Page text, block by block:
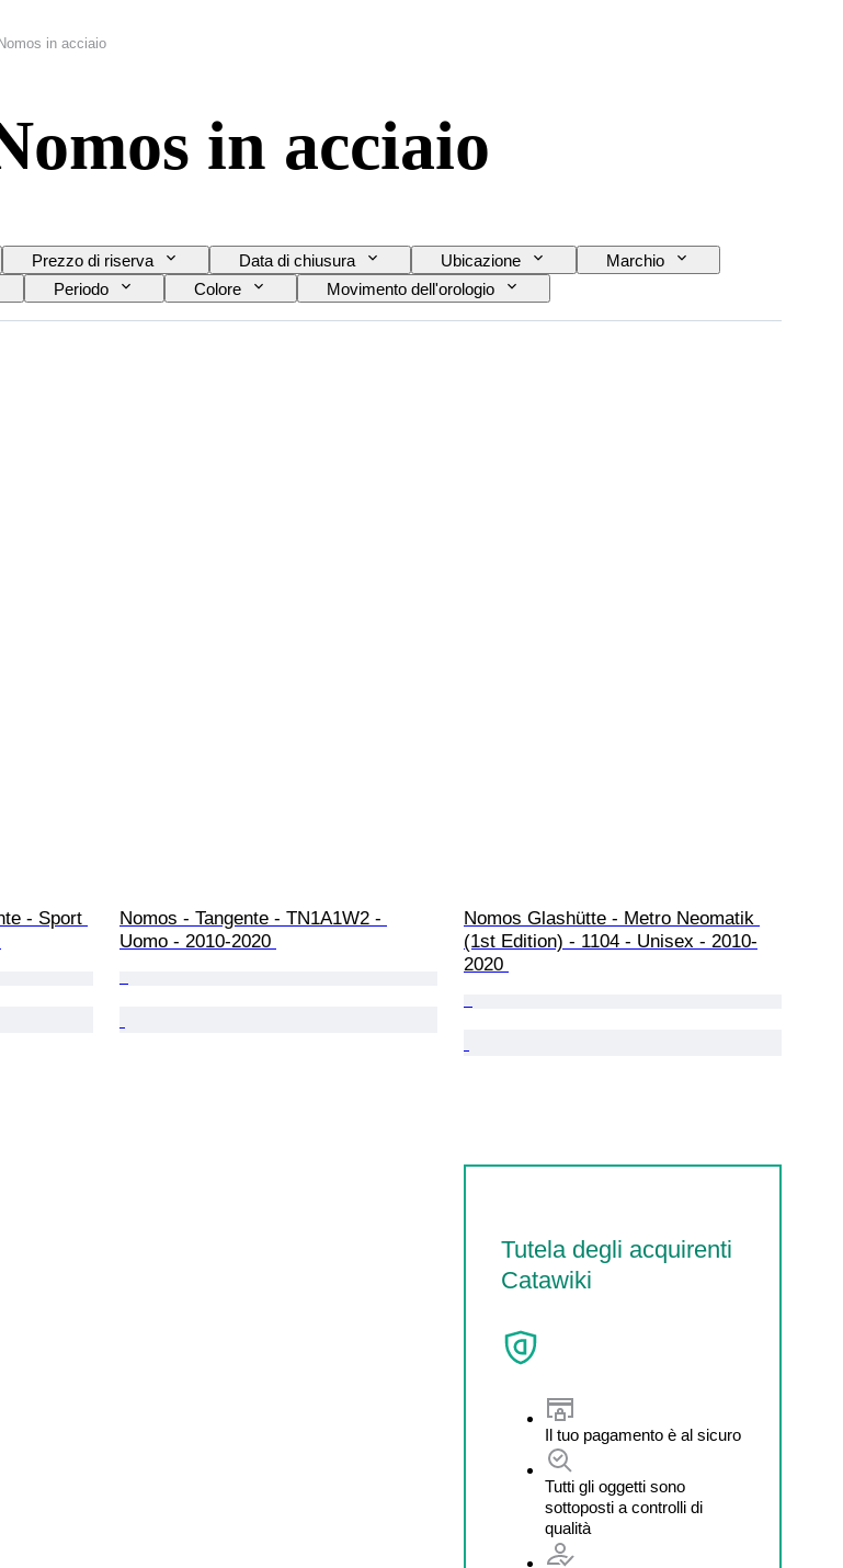
in acciaio
in acciaio
Prezzo di riserva Data di chiusura Ubicazione
Marchio
Periodo Colore
Movimento dell'orologio
Diametro della cassa
- Sport
Nomos - Tangente - TN1A1W2 -
Uomo - 2010-2020
Nomos Glashütte - Metro Neomatik
(1st Edition) - 1104 - Unisex - 2010-
2020
Tutela degli acquirenti
Catawiki
Il tuo pagamento è al sicuro
Tutti gli oggetti sono
sottoposti a controlli di
qualità